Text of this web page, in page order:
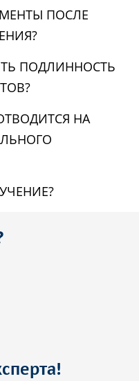
ПОСЛЕ
ПОДЛИННОСТЬ
НА